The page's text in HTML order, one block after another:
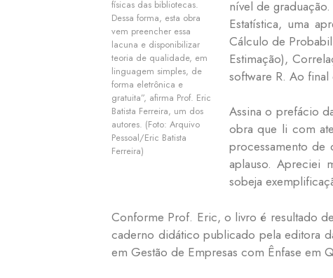
físicas das bibliotecas.
Dessa forma, esta obra
vem preencher essa
lacuna e disponibilizar
teoria de qualidade, em
linguagem simples, de
forma eletrônica e
gratuita”, afirma Prof. Eric
Batista Ferreira, um dos
autores. (Foto: Arquivo
Pessoal/Eric Batista
Ferreira)
nível de
Estatística, uma
Cálculo de
Estimação),
software R. Ao final
Assina o prefácio
obra que li com
processamento
aplauso. Apreciei
sobeja
Conforme Prof. Eric, o livro é resultado
caderno didático publicado pela editora
em Gestão de Empresas com Ênfase em